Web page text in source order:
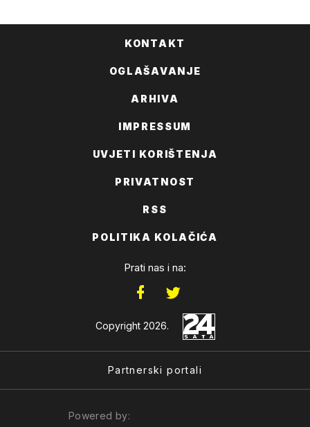
KONTAKT
OGLAŠAVANJE
ARHIVA
IMPRESSUM
UVJETI KORIŠTENJA
PRIVATNOST
RSS
POLITIKA KOLAČIĆA
Prati nas i na:
Copyright 2026.
Partnerski portali
Powered by: